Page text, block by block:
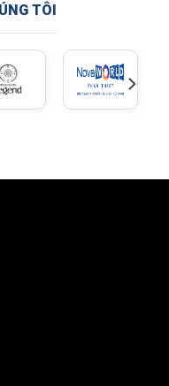
TÔI